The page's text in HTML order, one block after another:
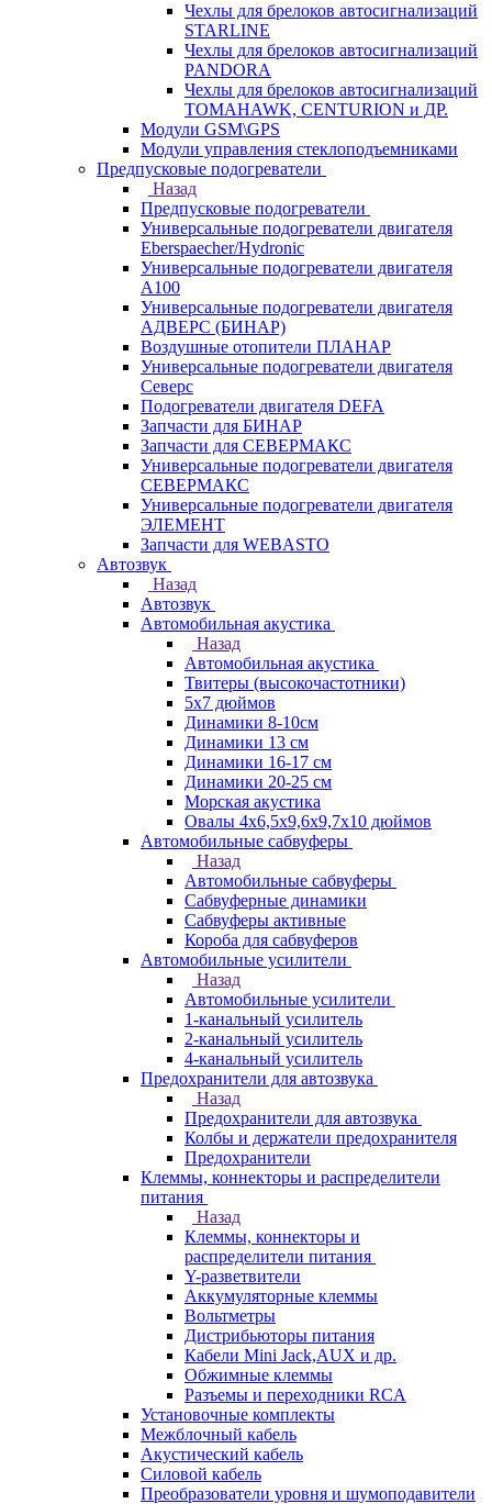
Чехлы для брелоков автосигнализаций
STARLINE
Чехлы для брелоков автосигнализаций
PANDORA
Чехлы для брелоков автосигнализаций
TOMAHAWK, CENTURION и ДР.
Модули GSM\GPS
Модули управления стеклоподъемниками
Предпусковые подогреватели
Назад
Предпусковые подогреватели
Универсальные подогреватели двигателя
Eberspaecher/Hydronic
Универсальные подогреватели двигателя
A100
Универсальные подогреватели двигателя
АДВЕРС (БИНАР)
Воздушные отопители ПЛАНАР
Универсальные подогреватели двигателя
Северс
Подогреватели двигателя DEFA
Запчасти для БИНАР
Запчасти для СЕВЕРМАКС
Универсальные подогреватели двигателя
СЕВЕРМАКС
Универсальные подогреватели двигателя
ЭЛЕМЕНТ
Запчасти для WEBASTO
Автозвук
Назад
Автозвук
Автомобильная акустика
Назад
Автомобильная акустика
Твитеры (высокочастотники)
5x7 дюймов
Динамики 8-10см
Динамики 13 см
Динамики 16-17 см
Динамики 20-25 см
Морская акустика
Овалы 4х6,5х9,6x9,7х10 дюймов
Автомобильные сабвуферы
Назад
Автомобильные сабвуферы
Сабвуферные динамики
Сабвуферы активные
Короба для сабвуферов
Автомобильные усилители
Назад
Автомобильные усилители
1-канальный усилитель
2-канальный усилитель
4-канальный усилитель
Предохранители для автозвука
Назад
Предохранители для автозвука
Колбы и держатели предохранителя
Предохранители
Клеммы, коннекторы и распределители
питания
Назад
Клеммы, коннекторы и
распределители питания
Y-разветвители
Аккумуляторные клеммы
Вольтметры
Дистрибьюторы питания
Кабели Mini Jack,AUX и др.
Обжимные клеммы
Разъемы и переходники RCA
Установочные комплекты
Межблочный кабель
Акустический кабель
Силовой кабель
Преобразователи уровня и шумоподавители